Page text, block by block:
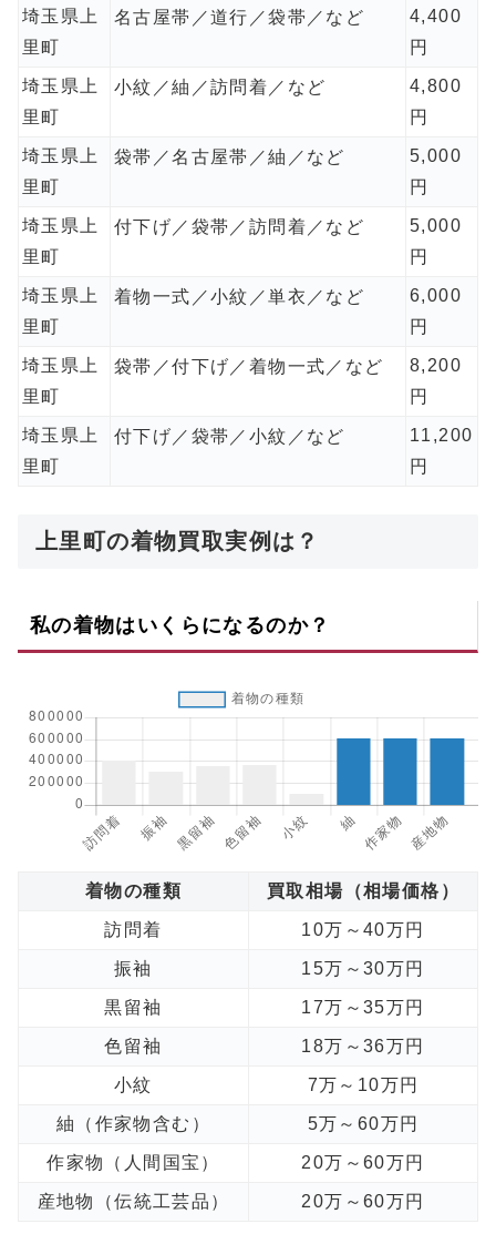
埼玉県上
里町
名古屋帯／道行／袋帯／など
4,400
円
埼玉県上
里町
小紋／紬／訪問着／など
4,800
円
埼玉県上
里町
袋帯／名古屋帯／紬／など
5,000
円
埼玉県上
里町
付下げ／袋帯／訪問着／など
5,000
円
埼玉県上
里町
着物一式／小紋／単衣／など
6,000
円
埼玉県上
里町
袋帯／付下げ／着物一式／など
8,200
円
埼玉県上
里町
付下げ／袋帯／小紋／など
11,200
円
上里町の着物買取実例は？
私の着物はいくらになるのか？
着物の種類 買取相場（相場価格）
訪問着 10万～40万円
振袖 15万～30万円
黒留袖 17万～35万円
色留袖 18万～36万円
小紋 7万～10万円
紬（作家物含む） 5万～60万円
作家物（人間国宝） 20万～60万円
産地物（伝統工芸品） 20万～60万円